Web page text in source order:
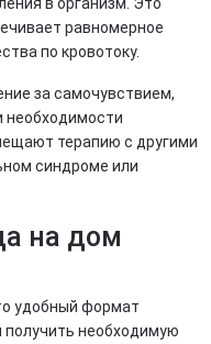
равномерное
по кровотоку.
за самочувствием,
необходимости
терапию с другими
синдроме или
на дом
удобный формат
необходимую